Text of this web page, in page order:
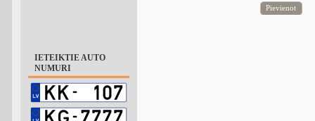
IETEIKTIE AUTO
NUMURI
Pievienot